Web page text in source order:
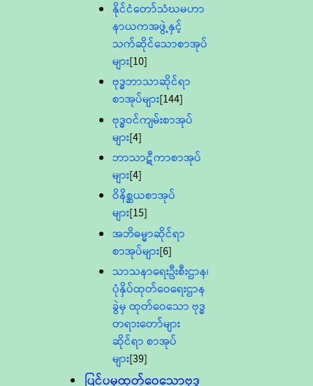
နိုင်ငံတော်သံဃမဟာ
နာယကအဖွဲ့နှင့်
သက်ဆိုင်သောစာအုပ်
များ[10]
ဗုဒ္ဓဘာသာဆိုင်ရာ
စာအုပ်များ[144]
ဗုဒ္ဓဝင်ကျမ်းစာအုပ်
များ[4]
ဘာသာဋီကာစာအုပ်
များ[4]
ဝိနိစ္ဆယစာအုပ်
များ[15]
အဘိဓမ္မာဆိုင်ရာ
စာအုပ်များ[6]
သာသနာရေးဦးစီးဌာန၊
ပုံနှိပ်ထုတ်ဝေရေးဌာန
ခွဲမှ ထုတ်ဝေသော ဗုဒ္ဓ
တရားတော်များ
ဆိုင်ရာ စာအုပ်
များ[39]
ပြင်ပမှထုတ်ဝေသောဗုဒ္ဓ